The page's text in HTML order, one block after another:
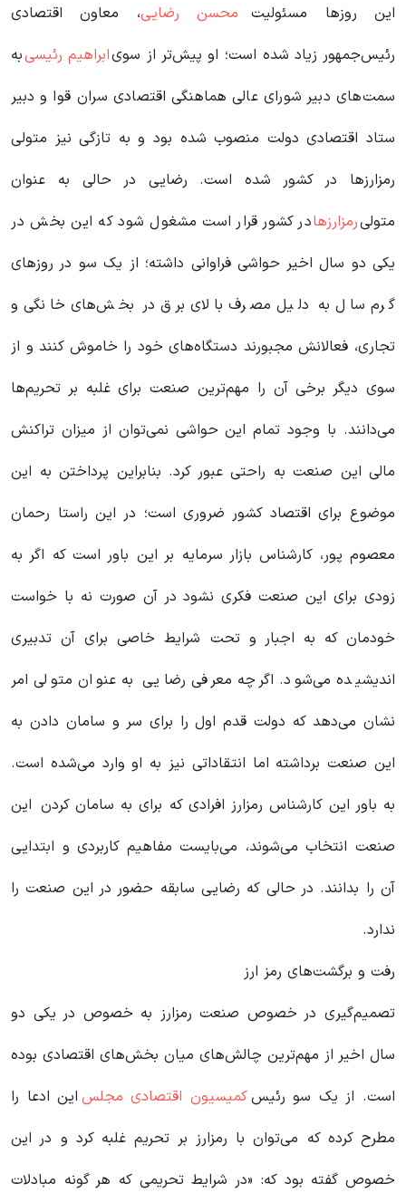
این روزها مسئولیت محسن رضایی، معاون اقتصادی
رئیس‌جمهور زیاد شده است؛ او پیش‌تر از سوىابراهیم رئیسیبه
سمت‌های دبیر شورای عالی هماهنگی اقتصادی سران قوا و دبیر
ستاد اقتصادی دولت منصوب شده بود و به تازگى نیز متولى
رمزارزها در کشور شده است. رضایی در حالی به عنوان
متولیرمزارزهادر کشور قرار است مشغول شود که این بخش در
یکی دو سال اخیر حواشی فراوانی داشته؛ از یک سو در روزهای
گرم سال به دلیل مصرف بالای برق در بخش‌های خانگی و
تجاری، فعالانش مجبورند دستگاه‌های خود را خاموش کنند و از
سوی دیگر برخی آن را مهم‌ترین صنعت برای غلبه بر تحریم‌ها
می‌دانند. با وجود تمام این حواشی نمی‌توان از میزان تراکنش
مالی این صنعت به راحتی عبور کرد. بنابراین پرداختن به این
موضوع برای اقتصاد کشور ضروری است؛ در این راستا رحمان
معصوم پور، کارشناس بازار سرمایه بر این باور است که اگر به
زودی برای این صنعت فکری نشود در آن صورت نه با خواست
خودمان که به اجبار و تحت شرایط خاصی برای آن تدبیری
اندیشیده می‌شود. اگرچه معرفی رضایی به عنوان متولی امر
نشان می‌دهد که دولت قدم اول را برای سر و سامان دادن به
این صنعت برداشته اما انتقاداتی نیز به او وارد می‌شده است.
به باور این کارشناس رمزارز افرادی که برای به سامان کردن این
صنعت انتخاب می‌شوند، می‌بایست مفاهیم کاربردی و ابتدایی
آن را بدانند. در حالی که رضایی سابقه حضور در این صنعت را
ندارد.
رفت و برگشت‌های رمز ارز
تصمیم‌گیری در خصوص صنعت رمزارز به خصوص در یکی دو
سال اخیر از مهم‌ترین چالش‌های میان بخش‌های اقتصادی بوده
است. از یک سو رئیسکمیسیون اقتصادی مجلس این ادعا را
مطرح کرده که می‌توان با رمز‌ارز بر تحریم غلبه کرد و در این
خصوص گفته بود که: «در شرایط تحریمی که هر گونه مبادلات